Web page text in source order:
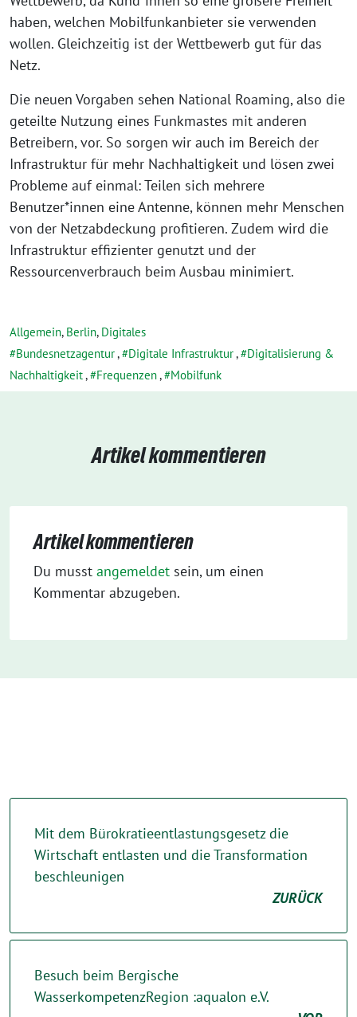
haben, welchen Mobilfunkanbieter sie verwenden
wollen. Gleichzeitig ist der Wettbewerb gut für das
Netz.
Die neuen Vorgaben sehen National Roaming, also die
geteilte Nutzung eines Funkmastes mit anderen
Betreibern, vor. So sorgen wir auch im Bereich der
Infrastruktur für mehr Nachhaltigkeit und lösen zwei
Probleme auf einmal: Teilen sich mehrere
Benutzer*innen eine Antenne, können mehr Menschen
von der Netzabdeckung profitieren. Zudem wird die
Infrastruktur effizienter genutzt und der
Ressourcenverbrauch beim Ausbau minimiert.
Allgemein, Berlin, Digitales
Bundesnetzagentur, Digitale Infrastruktur,
Digitalisierung &
Nachhaltigkeit, Frequenzen, Mobilfunk
Artikel kommentieren
Artikel kommentieren
Du musst angemeldet sein, um einen
Kommentar abzugeben.
Mit dem Bürokratieentlastungsgesetz die
Wirtschaft entlasten und die Transformation
beschleunigen
ZURÜCK
Besuch beim Bergische
WasserkompetenzRegion :aqualon e.V.